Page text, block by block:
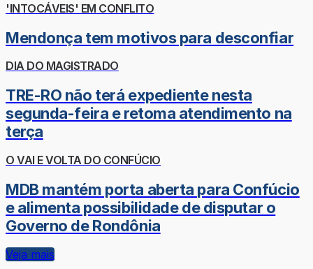
'INTOCÁVEIS' EM CONFLITO
Mendonça tem motivos para desconfiar
DIA DO MAGISTRADO
TRE-RO não terá expediente nesta
segunda-feira e retoma atendimento na
terça
O VAI E VOLTA DO CONFÚCIO
MDB mantém porta aberta para Confúcio
e alimenta possibilidade de disputar o
Governo de Rondônia
Veja mais